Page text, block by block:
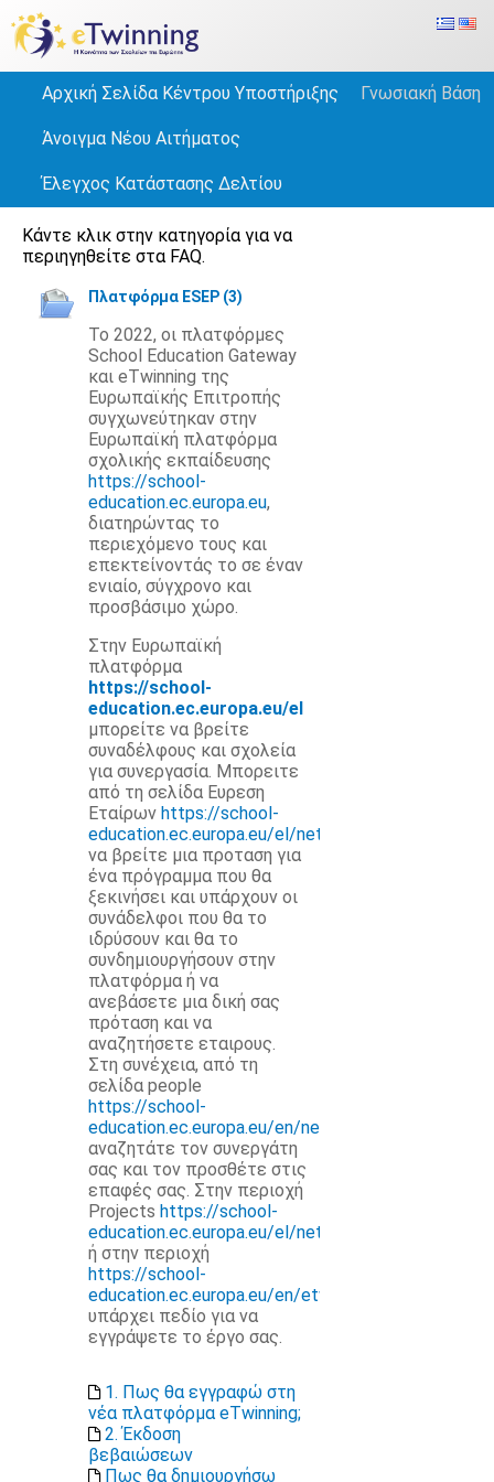
Αρχική Σελίδα Κέντρου Υποστήριξης Γνωσιακή Βάση
Άνοιγμα Νέου Αιτήματος
Έλεγχος Κατάστασης Δελτίου
Κάντε κλικ στην κατηγορία για να
περιηγηθείτε στα FAQ.
Πλατφόρμα ESEP (3)
Το 2022, οι πλατφόρμες
School Education Gateway
και eTwinning της
Ευρωπαϊκής Επιτροπής
συγχωνεύτηκαν στην
Ευρωπαϊκή πλατφόρμα
σχολικής εκπαίδευσης
https://school-
education.ec.europa.eu,
διατηρώντας το
περιεχόμενο τους και
επεκτείνοντάς το σε έναν
ενιαίο, σύγχρονο και
προσβάσιμο χώρο.
Στην Ευρωπαϊκή
πλατφόρμα
https://school-
education.ec.europa.eu/el
μπορείτε να βρείτε
συναδέλφους και σχολεία
για συνεργασία. Μπορειτε
από τη σελίδα Ευρεση
Εταίρωνhttps://school-
education.ec.europa.eu/el/networking
να βρείτε μια προταση για
ένα πρόγραμμα που θα
ξεκινήσει και υπάρχουν οι
συνάδελφοι που θα το
ιδρύσουν και θα το
συνδημιουργήσουν στην
πλατφόρμα ή να
ανεβάσετε μια δική σας
πρόταση και να
αναζητήσετε εταιρους.
Στη συνέχεια, από τη
σελίδα people
https://school-
education.ec.europa.eu/en/networking/people
αναζητάτε τον συνεργάτη
σας και τον προσθέτε στις
επαφές σας. Στην περιοχή
Projectshttps://school-
education.ec.europa.eu/el/networking/projects
ή στην περιοχή
https://school-
education.ec.europa.eu/en/etwinning
υπάρχει πεδίο για να
εγγράψετε το έργο σας.
1. Πως θα εγγραφώ στη
νέα πλατφόρμα eTwinning;
2. Έκδοση
βεβαιώσεων
Πως θα δημιουργήσω